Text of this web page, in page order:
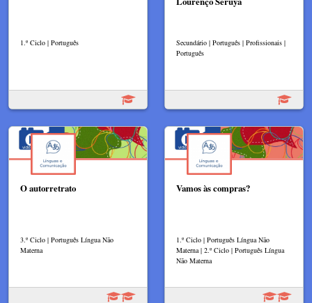
1.º Ciclo | Português
Secundário | Português | Profissionais |
Português
O autorretrato
3.º Ciclo | Português Língua Não
Materna
Vamos às compras?
1.º Ciclo | Português Língua Não
Materna | 2.º Ciclo | Português Língua
Não Materna